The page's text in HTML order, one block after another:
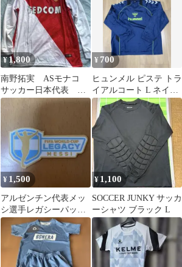
¥1,800
南野拓実 ASモナコ
サッカー日本代表 長
袖ユニフォーム tシャ
¥ 700
ヒュンメル ピステ トラ
イアルコート L ネイビ
ー サッカー フットサル
¥ 1,500
アルゼンチン代表メッ
シ選手レガシーパッチ
レプリカワールドカッ
プ2026
¥ 1,100
SOCCER JUNKY サッカ
ーシャツ ブラック L